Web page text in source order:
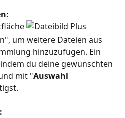
um weitere Dateien aus
hinzuzufügen. Ein
du deine gewünschten
mit "Auswahl